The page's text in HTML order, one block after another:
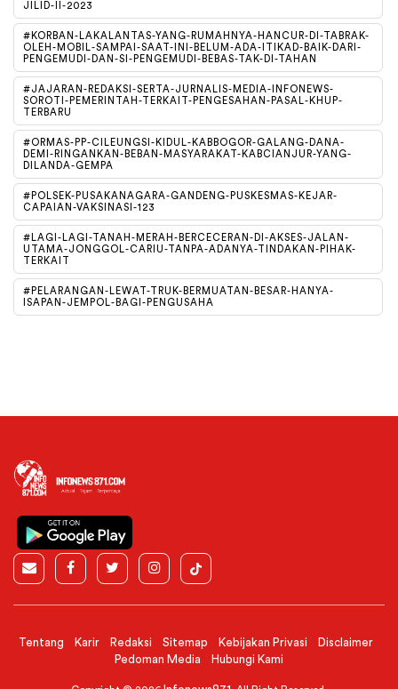
JILID-II-2023
#KORBAN-LAKALANTAS-YANG-RUMAHNYA-HANCUR-DI-TABRAK-
OLEH-MOBIL-SAMPAI-SAAT-INI-BELUM-ADA-ITIKAD-BAIK-DARI-
PENGEMUDI-DAN-SI-PENGEMUDI-BEBAS-TAK-DI-TAHAN
#JAJARAN-REDAKSI-SERTA-JURNALIS-MEDIA-INFONEWS-
SOROTI-PEMERINTAH-TERKAIT-PENGESAHAN-PASAL-KHUP-
TERBARU
#ORMAS-PP-CILEUNGSI-KIDUL-KABBOGOR-GALANG-DANA-
DEMI-RINGANKAN-BEBAN-MASYARAKAT-KABCIANJUR-YANG-
DILANDA-GEMPA
#POLSEK-PUSAKANAGARA-GANDENG-PUSKESMAS-KEJAR-
CAPAIAN-VAKSINASI-123
#LAGI-LAGI-TANAH-MERAH-BERCECERAN-DI-AKSES-JALAN-
UTAMA-JONGGOL-CARIU-TANPA-ADANYA-TINDAKAN-PIHAK-
TERKAIT
#PELARANGAN-LEWAT-TRUK-BERMUATAN-BESAR-HANYA-
ISAPAN-JEMPOL-BAGI-PENGUSAHA
Tentang Karir Redaksi Sitemap Kebijakan Privasi
Disclaimer
Pedoman Media
Hubungi Kami